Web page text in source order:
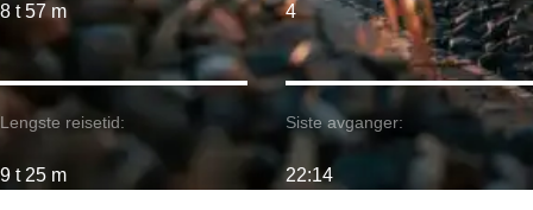
8 t 57 m
Lengste reisetid:
9 t 25 m
4
Siste avganger:
22:14